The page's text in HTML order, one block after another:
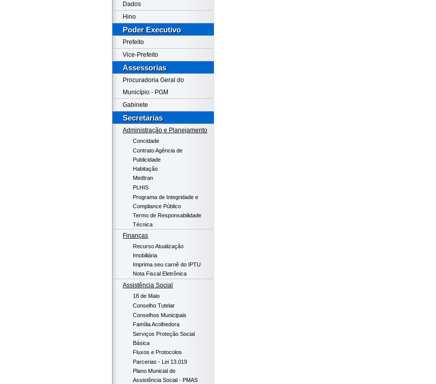
Dados
Hino
Poder Executivo
Prefeito
Vice-Prefeito
Assessorias
Procuradoria Geral do
Município - PGM
Gabinete
Secretarias
Administração e Planejamento
Concidade
Contrato Agência de
Publicidade
Habitação
Medtran
PLHIS
Programa de Integridade e
Compliance Público
Termo de Responsabilidade
Técnica
Finanças
Recurso Atualização
Imobiliária
Imprima seu carnê do IPTU
Nota Fiscal Eletrônica
Assistência Social
18 de Maio
Conselho Tutelar
Conselhos Municipais
Família Acolhedora
Serviços Proteção Social
Básica
Fluxos e Protocolos
Parcerias - Lei 13.019
Plano Municial de
Assistência Social - PMAS